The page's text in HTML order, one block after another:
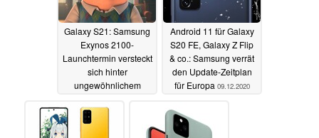
Galaxy S21: Samsung
Exynos 2100-
Launchtermin versteckt
sich hinter
ungewöhnlichem
Android 11 für Galaxy
S20 FE, Galaxy Z Flip
& co.: Samsung verrät
den Update-Zeitplan
für Europa 09.12.2020